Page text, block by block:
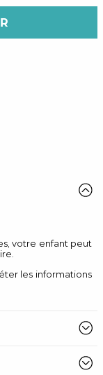
votre enfant peut
les informations